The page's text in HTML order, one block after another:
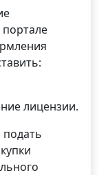
лицензии.
подать